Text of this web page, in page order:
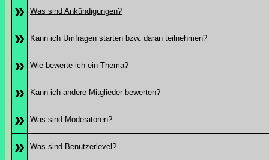
» Was sind Ankündigungen?
» Kann ich Umfragen starten bzw. daran teilnehmen?
» Wie bewerte ich ein Thema?
» Kann ich andere Mitglieder bewerten?
» Was sind Moderatoren?
» Was sind Benutzerlevel?